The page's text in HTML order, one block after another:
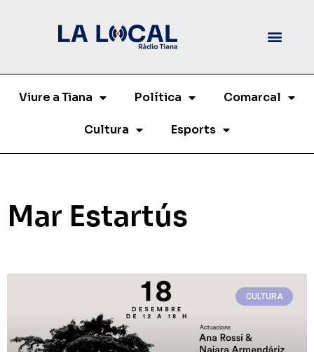
Viure a Tiana Política Comarcal
Cultura Esports
Mar Estartús
CULTURA